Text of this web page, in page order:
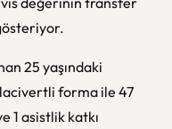
25 yaşındaki
forma ile 47
1 asistlik katkı